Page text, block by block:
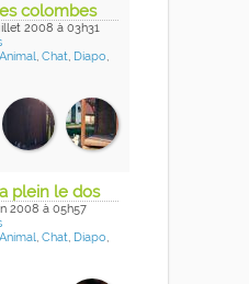
colombes
2008 à 03h31
Animal, Chat, Diapo,
plein le dos
2008 à 05h57
Animal, Chat, Diapo,